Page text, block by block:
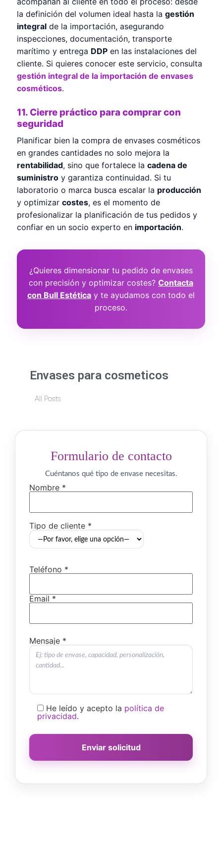
la definición del volumen ideal hasta la gestión
integral de la importación, asegurando
inspecciones, documentación, transporte
marítimo y entrega DDP en las instalaciones del
cliente. Si quieres conocer este servicio, consulta
gestión integral de la importación de envases
cosméticos.
11. Cierre práctico para comprar con
seguridad
Planificar bien la compra de envases cosméticos
en grandes cantidades no solo mejora la
rentabilidad, sino que fortalece la cadena de
suministro y garantiza continuidad. Si tu
laboratorio o marca busca escalar la producción
y optimizar costes, es el momento de
profesionalizar la planificación de tus pedidos y
confiar en un socio experto en importación.
¿Quieres dimensionar tu pedido de envases
con precisión y optimizar costes? Contacta
con Bull Estética y te ayudamos con todo el
proceso.
Envases para cosmeticos
All Posts
Formulario de contacto
Cuéntanos qué tipo de envase necesitas.
Nombre *
Tipo de cliente *
Teléfono *
Email *
Mensaje *
He leído y acepto la política de
privacidad.